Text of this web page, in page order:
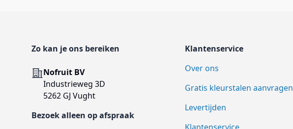
Zo kan je ons bereiken
AdresNofruit BV
Industrieweg 3D
5262 GJ Vught
Bezoek alleen op afspraak
Klantenservice
Over ons
Gratis kleurstalen aanvragen
Levertijden